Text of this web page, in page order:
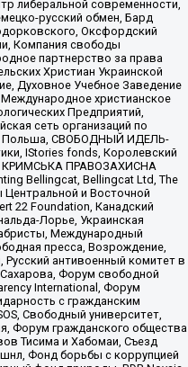
либеральной современности,
русский обмен, Бард
Оксфордский
Компания свободы
партнерство за права
Христиан Украинской
Духовное Учебное Заведение
христианское
Предприятий,
сеть организаций по
Польша, СВОБОДНЫЙ ИДЕЛЬ-
IStories fonds, Королевский
КРИМСЬКА ПРАВОЗАХИСНА
Bellingcat, Bellingcat Ltd, The
Центральной и Восточной
22 Foundation, Канадский
Лорье, Украинская
Международный
пресса, Возрождение,
Русский антивоенный комитет в
Форум свободной
International, Форум
с гражданским
Свободный университет,
Форум гражданского общества
Тисима и Хабомаи, Съезд
Фонд борьбы с коррупцией